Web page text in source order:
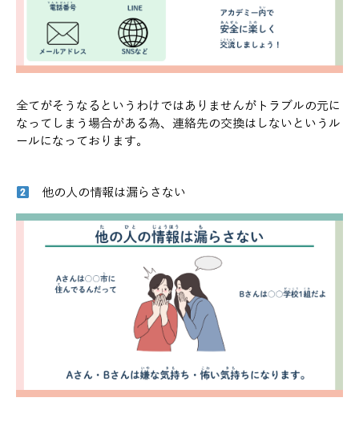
全てがそうなるというわけではありませんがトラブルの元に
なってしまう場合がある為、連絡先の交換はしないというル
ールになっております。
他の人の情報は漏らさない